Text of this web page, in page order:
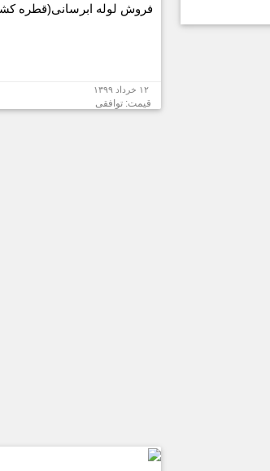
فروش لوله ابرسانی(قطره
۱۲ خرداد ۱۳۹۹
قیمت: توافقی